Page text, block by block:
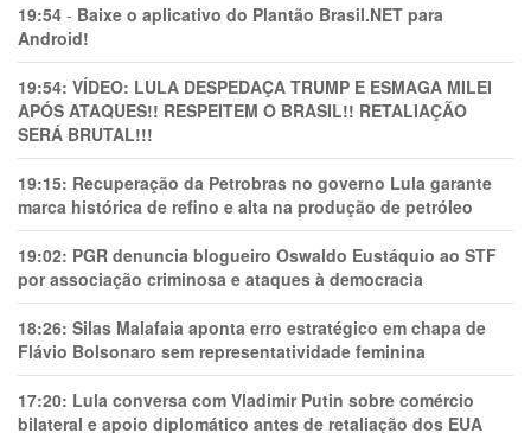
19:54 - Baixe o aplicativo do Plantão Brasil.NET para
Android!
19:54: VÍDEO: LULA DESPEDAÇA TRUMP E ESMAGA MILEI
APÓS ATAQUES!! RESPEITEM O BRASIL!! RETALIAÇÃO
SERÁ BRUTAL!!!
19:15: Recuperação da Petrobras no governo Lula garante
marca histórica de refino e alta na produção de petróleo
19:02: PGR denuncia blogueiro Oswaldo Eustáquio ao STF
por associação criminosa e ataques à democracia
18:26: Silas Malafaia aponta erro estratégico em chapa de
Flávio Bolsonaro sem representatividade feminina
17:20: Lula conversa com Vladimir Putin sobre comércio
bilateral e apoio diplomático antes de retaliação dos EUA